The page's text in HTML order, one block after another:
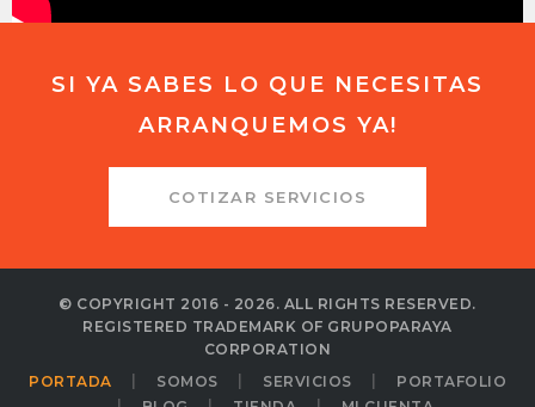
SI YA SABES LO QUE NECESITAS
ARRANQUEMOS YA!
COTIZAR SERVICIOS
© COPYRIGHT 2016 - 2026. ALL RIGHTS RESERVED.
REGISTERED TRADEMARK OF GRUPOPARAYA
CORPORATION
PORTADA
SOMOS SERVICIOS
PORTAFOLIO